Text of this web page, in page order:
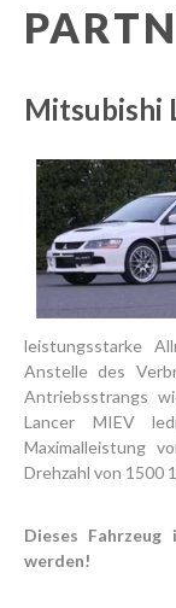
Mitsubishi
leistungsstarke
Anstelle des
Antriebsstrangs
Lancer MIEV
Maximalleistung
Drehzahl von 1500
Dieses
werden!